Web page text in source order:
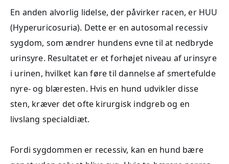
En anden alvorlig lidelse, der påvirker racen, er HUU
(Hyperuricosuria). Dette er en autosomal recessiv
sygdom, som ændrer hundens evne til at nedbryde
urinsyre. Resultatet er et forhøjet niveau af urinsyre
i urinen, hvilket kan føre til dannelse af smertefulde
nyre- og blæresten. Hvis en hund udvikler disse
sten, kræver det ofte kirurgisk indgreb og en
livslang specialdiæt.
Fordi sygdommen er recessiv, kan en hund bære